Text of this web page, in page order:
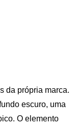
da própria marca.
escuro, uma
O elemento